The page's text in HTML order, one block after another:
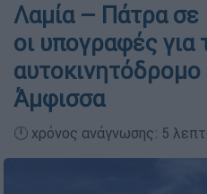
Λαμία – Πάτρα
οι υπογραφές για
Άμφισσα
🕛 χρόνος ανάγνωσης: 5